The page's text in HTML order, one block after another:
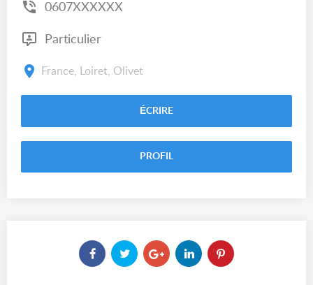
0607XXXXXX
Particulier
France, Loiret, Olivet
ÉCRIRE
PROFIL